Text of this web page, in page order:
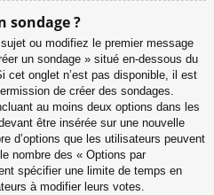
sondage ?
ou modifiez le premier message
un sondage » situé en-dessous du
cet onglet n’est pas disponible, il est
de créer des sondages.
au moins deux options dans les
être insérée sur une nouvelle
d’options que les utilisateurs peuvent
nombre des « Options par
spécifier une limite de temps en
à modifier leurs votes.